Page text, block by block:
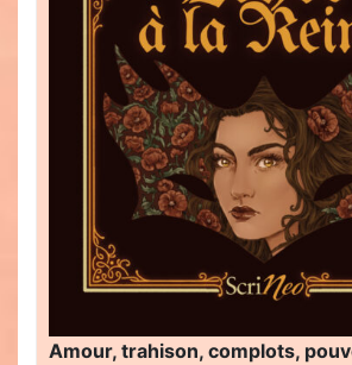
Amour, trahison, complots,